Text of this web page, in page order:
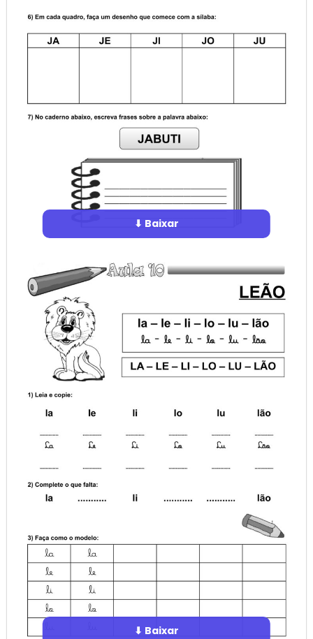
⬇ Baixar
⬇ Baixar